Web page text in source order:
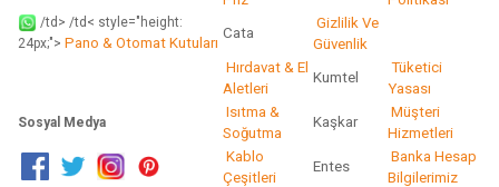
/td> /td< style="height:
24px;"> Pano & Otomat Kutuları
Cata
Gizlilik Ve
Güvenlik
Hırdavat & El
Aletleri
Kumtel
Tüketici
Yasası
Sosyal Medya
Isıtma &
Soğutma
Kaşkar
Müşteri
Hizmetleri
Kablo
Çeşitleri
Entes
Banka Hesap
Bilgilerimiz